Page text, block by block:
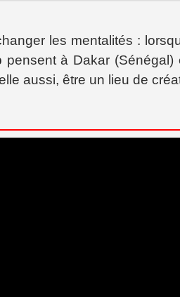
les mentalités :
pensent à Dakar (Sénégal)
aussi, être un lieu de